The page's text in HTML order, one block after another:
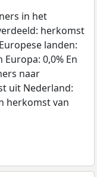
in het
herkomst
landen:
0,0% En
naar
uit Nederland:
herkomst van